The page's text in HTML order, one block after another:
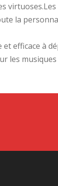
la
efficace à
les musiques